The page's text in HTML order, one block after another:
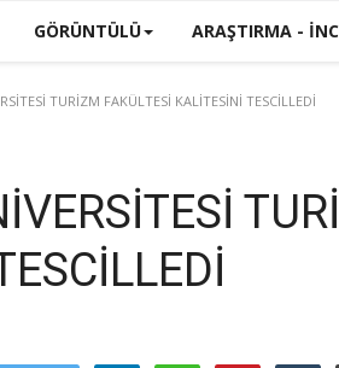
GÖRÜNTÜLÜ ARAŞTIRMA -
TURİZM FAKÜLTESİ KALİTESİNİ TESCİLLEDİ